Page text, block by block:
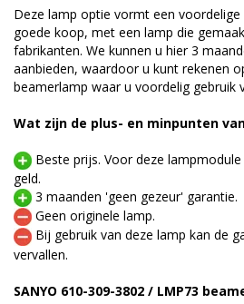
Deze lamp optie vormt een voordelige
goede koop, met een lamp die
fabrikanten. We kunnen u hier 3
aanbieden, waardoor u kunt rekenen
beamerlamp waar u voordelig gebruik
Wat zijn de plus- en minpunten
Beste prijs. Voor deze
geld.
3 maanden 'geen gezeur' garantie.
Geen originele lamp.
Bij gebruik van deze lamp kan de
vervallen.
SANYO 610-309-3802 / LMP73